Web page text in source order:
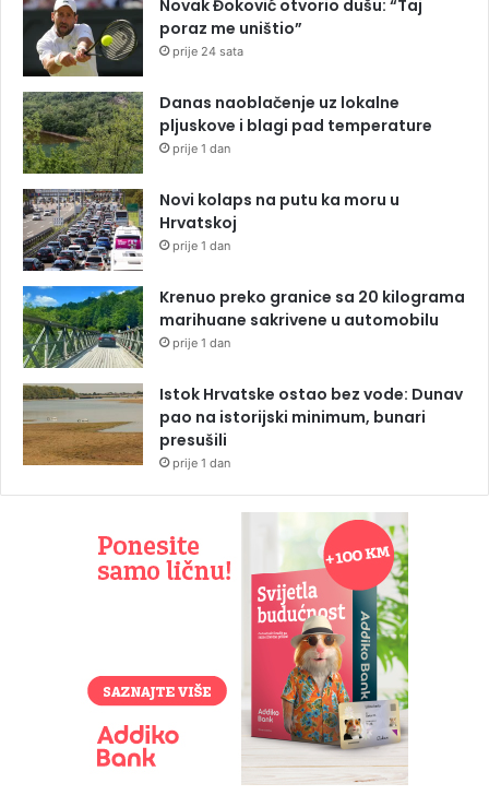
Novak Đoković otvorio dušu: “Taj
poraz me uništio”
prije 24 sata
Danas naoblačenje uz lokalne
pljuskove i blagi pad temperature
prije 1 dan
Novi kolaps na putu ka moru u
Hrvatskoj
prije 1 dan
Krenuo preko granice sa 20 kilograma
marihuane sakrivene u automobilu
prije 1 dan
Istok Hrvatske ostao bez vode: Dunav
pao na istorijski minimum, bunari
presušili
prije 1 dan